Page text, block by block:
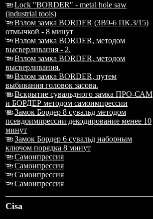
Lock "BORDER" - metal hole saw
(industrial tools)
Взлом замка BORDER (ЗВ9-6 ПК.3/15)
отмычкой - 8 минут
Взлом замка BORDER, методом
высверливания - 2.
Взлом замка BORDER, методом
высверливания.
Взлом замка BORDER, путем
выбивания головок засова.
Вскрытие сувальдного замка ПРО-САМ
и БОРДЕР методом самоимпрессии
Замок Бордер 8 сувальд методом
псевдоимпрессии декодирование менее 10
минут
Замок Бордер 6 сувальд наборным
ключом порядка 8 минут
Самоипрессия
Самоипрессия
Самоипрессия
Самоипрессия
Cisa